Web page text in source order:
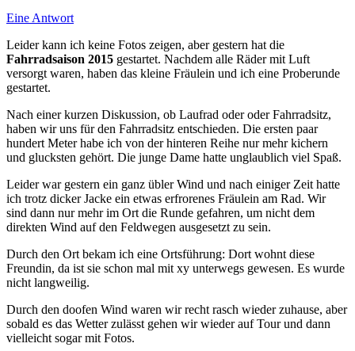
Eine Antwort
Leider kann ich keine Fotos zeigen, aber gestern hat die
Fahrradsaison 2015 gestartet. Nachdem alle Räder mit Luft
versorgt waren, haben das kleine Fräulein und ich eine Proberunde
gestartet.
Nach einer kurzen Diskussion, ob Laufrad oder oder Fahrradsitz,
haben wir uns für den Fahrradsitz entschieden. Die ersten paar
hundert Meter habe ich von der hinteren Reihe nur mehr kichern
und glucksten gehört. Die junge Dame hatte unglaublich viel Spaß.
Leider war gestern ein ganz übler Wind und nach einiger Zeit hatte
ich trotz dicker Jacke ein etwas erfrorenes Fräulein am Rad. Wir
sind dann nur mehr im Ort die Runde gefahren, um nicht dem
direkten Wind auf den Feldwegen ausgesetzt zu sein.
Durch den Ort bekam ich eine Ortsführung: Dort wohnt diese
Freundin, da ist sie schon mal mit xy unterwegs gewesen. Es wurde
nicht langweilig.
Durch den doofen Wind waren wir recht rasch wieder zuhause, aber
sobald es das Wetter zulässt gehen wir wieder auf Tour und dann
vielleicht sogar mit Fotos.